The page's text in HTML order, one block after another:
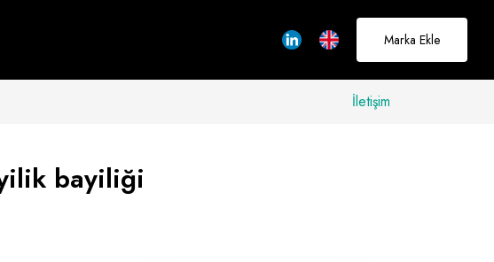
Hayallerinizi
Marka Ekle
İletişim
bayiliği